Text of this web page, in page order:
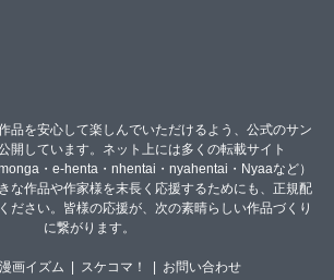
品を安心して楽しんでいただけるよう、公式のサン
開しています。ネット上には多くの転載サイト
・e-henta・nhentai・nyahentai・Nyaaなど）
な作品や作家様を末長く応援するためにも、正規配
ださい。皆様の応援が、次の素晴らしい作品づくり
に繋がります。
画イズム スケコマ！ お問い合わせ